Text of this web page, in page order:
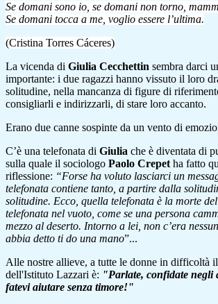
Se domani sono io, se domani non torno,
Se domani tocca a me, voglio essere l’ultima.
(Cristina Torres Cáceres)
La vicenda di Giulia Cecchettin sembra darci
importante: i due ragazzi hanno vissuto il loro
solitudine, nella mancanza di figure di
consigliarli e indirizzarli, di stare loro accanto.
Erano due canne sospinte da un vento di
C’è una telefonata di Giulia che è diventata di
sulla quale il sociologo Paolo Crepet ha fatto
riflessione: “Forse ha voluto lasciarci un
telefonata contiene tanto, a partire dalla
solitudine. Ecco, quella telefonata è la morte
telefonata nel vuoto, come se una persona
mezzo al deserto. Intorno a lei, non c’era
abbia detto ti do una mano”...
Alle nostre allieve, a tutte le donne in difficoltà
dell'Istituto Lazzari è: "Parlate, confidate negli
fatevi aiutare senza timore!"